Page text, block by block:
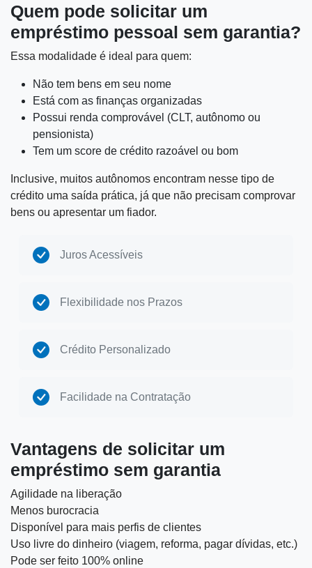
Quem pode solicitar um
empréstimo pessoal sem garantia?
Essa modalidade é ideal para quem:
Não tem bens em seu nome
Está com as finanças organizadas
Possui renda comprovável (CLT, autônomo ou
pensionista)
Tem um score de crédito razoável ou bom
Inclusive, muitos autônomos encontram nesse tipo de
crédito uma saída prática, já que não precisam comprovar
bens ou apresentar um fiador.
Juros Acessíveis
Flexibilidade nos Prazos
Crédito Personalizado
Facilidade na Contratação
Vantagens de solicitar um
empréstimo sem garantia
Agilidade na liberação
Menos burocracia
Disponível para mais perfis de clientes
Uso livre do dinheiro (viagem, reforma, pagar dívidas, etc.)
Pode ser feito 100% online